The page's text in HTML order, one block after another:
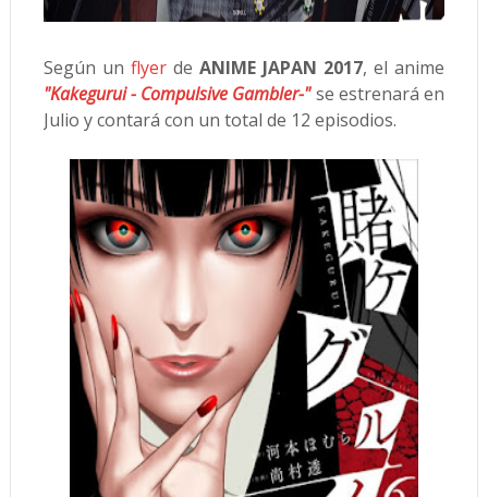
Según un flyerdeANIME JAPAN 2017, el anime
"Kakegurui - Compulsive Gambler-"se estrenará en
Julio y contará con un total de 12 episodios.